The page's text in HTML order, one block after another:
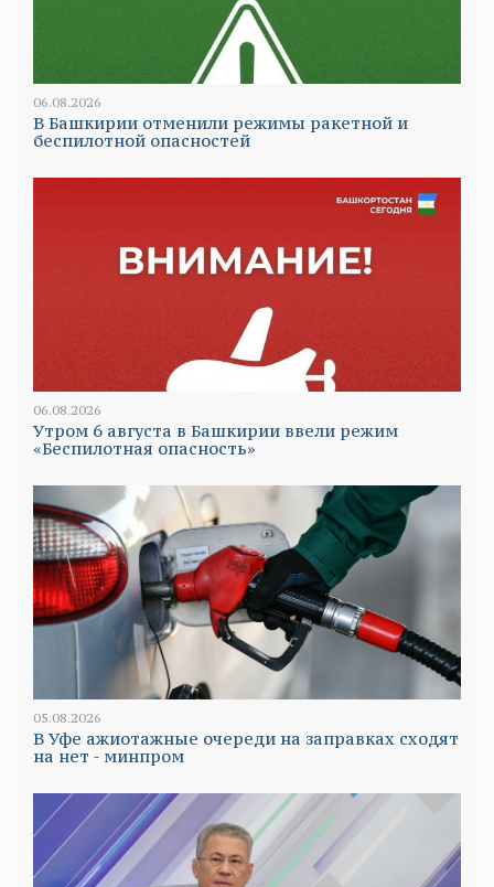
06.08.2026
В Башкирии отменили режимы ракетной и
беспилотной опасностей
06.08.2026
Утром 6 августа в Башкирии ввели режим
«Беспилотная опасность»
05.08.2026
В Уфе ажиотажные очереди на заправках сходят
на нет - минпром